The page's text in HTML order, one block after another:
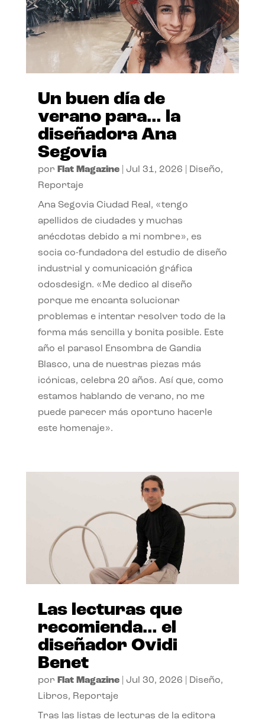
Un buen día de
verano para… la
diseñadora Ana
Segovia
por Flat Magazine| Jul 31, 2026 Diseño,
Reportaje
Ana Segovia Ciudad Real, «tengo
apellidos de ciudades y muchas
anécdotas debido a mi nombre», es
socia co-fundadora del estudio de diseño
industrial y comunicación gráfica
odosdesign. «Me dedico al diseño
porque me encanta solucionar
problemas e intentar resolver todo de la
forma más sencilla y bonita posible. Este
año el parasol Ensombra de Gandia
Blasco, una de nuestras piezas más
icónicas, celebra 20 años. Así que, como
estamos hablando de verano, no me
puede parecer más oportuno hacerle
este homenaje».
Las lecturas que
recomienda… el
diseñador Ovidi
Benet
por Flat Magazine| Jul 30, 2026 Diseño,
Libros, Reportaje
Tras las listas de lecturas de la editora